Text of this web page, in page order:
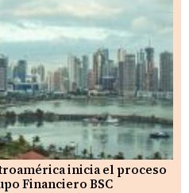
inicia el proceso
Financiero BSC